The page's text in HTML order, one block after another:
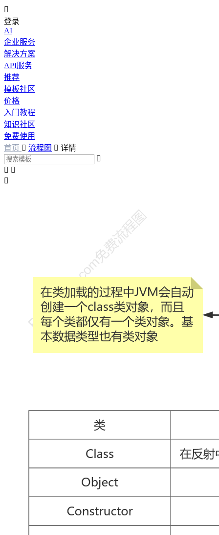

登录
AI
企业服务
解决方案
API服务
推荐
模板社区
价格
入门教程
知识社区
免费使用
首页  流程图  详情

 
